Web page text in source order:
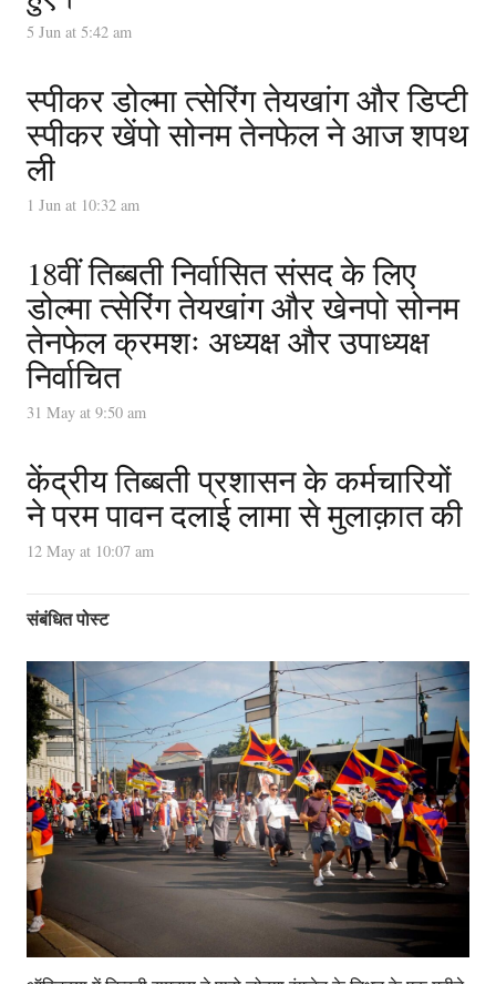
5 Jun at 5:42 am
स्पीकर डोल्मा त्सेरिंग तेयखांग और डिप्टी
स्पीकर खेंपो सोनम तेनफेल ने आज शपथ
ली
1 Jun at 10:32 am
18वीं तिब्बती निर्वासित संसद के लिए
डोल्मा त्सेरिंग तेयखांग और खेनपो सोनम
तेनफेल क्रमशः अध्यक्ष और उपाध्यक्ष
निर्वाचित
31 May at 9:50 am
केंद्रीय तिब्बती प्रशासन के कर्मचारियों
ने परम पावन दलाई लामा से मुलाक़ात की
12 May at 10:07 am
संबंधित पोस्ट